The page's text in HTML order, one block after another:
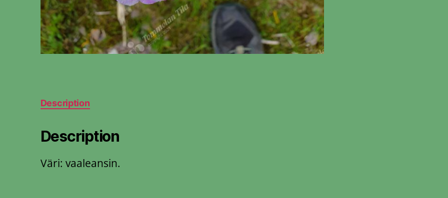
Description
Description
Väri: vaaleansin.